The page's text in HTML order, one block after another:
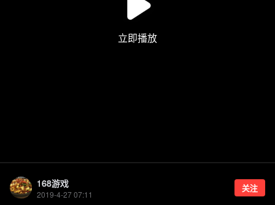
168游戏
2019-4-27 07:11
关注